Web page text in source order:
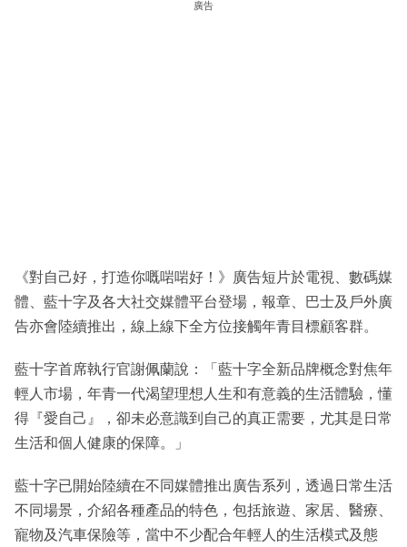
廣告
《對自己好，打造你嘅啱啱好！》廣告短片於電視、數碼媒
體、藍十字及各大社交媒體平台登場，報章、巴士及戶外廣
告亦會陸續推出，線上線下全方位接觸年青目標顧客群。
藍十字首席執行官謝佩蘭說：「藍十字全新品牌概念對焦年
輕人市場，年青一代渴望理想人生和有意義的生活體驗，懂
得『愛自己』，卻未必意識到自己的真正需要，尤其是日常
生活和個人健康的保障。」
藍十字已開始陸續在不同媒體推出廣告系列，透過日常生活
不同場景，介紹各種產品的特色，包括旅遊、家居、醫療、
寵物及汽車保險等，當中不少配合年輕人的生活模式及態